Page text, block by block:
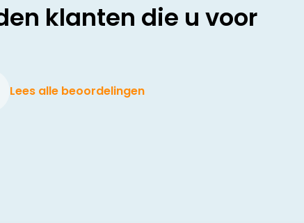
klanten die u voor
Lees alle beoordelingen